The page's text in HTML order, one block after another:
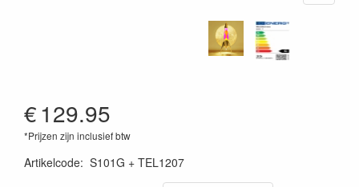
€129.95
*Prijzen zijn inclusief btw
Artikelcode: S101G + TEL1207